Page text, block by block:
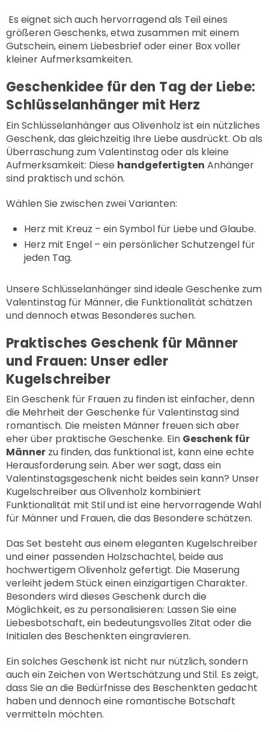
Es eignet sich auch hervorragend als Teil eines
größeren Geschenks, etwa zusammen mit einem
Gutschein, einem Liebesbrief oder einer Box voller
kleiner Aufmerksamkeiten.
Geschenkidee für den Tag der Liebe:
Schlüsselanhänger mit Herz
Ein Schlüsselanhänger aus Olivenholz ist ein nützliches
Geschenk, das gleichzeitig Ihre Liebe ausdrückt. Ob als
Überraschung zum Valentinstag oder als kleine
Aufmerksamkeit: Diese handgefertigten Anhänger
sind praktisch und schön.
Wählen Sie zwischen zwei Varianten:
Herz mit Kreuz – ein Symbol für Liebe und Glaube.
Herz mit Engel – ein persönlicher Schutzengel für
jeden Tag.
Unsere Schlüsselanhänger sind ideale Geschenke zum
Valentinstag für Männer, die Funktionalität schätzen
und dennoch etwas Besonderes suchen.
Praktisches Geschenk für Männer
und Frauen: Unser edler
Kugelschreiber
Ein Geschenk für Frauen zu finden ist einfacher, denn
die Mehrheit der Geschenke für Valentinstag sind
romantisch. Die meisten Männer freuen sich aber
eher über praktische Geschenke. Ein Geschenk für
Männer zu finden, das funktional ist, kann eine echte
Herausforderung sein. Aber wer sagt, dass ein
Valentinstagsgeschenk nicht beides sein kann? Unser
Kugelschreiber aus Olivenholz kombiniert
Funktionalität mit Stil und ist eine hervorragende Wahl
für Männer und Frauen, die das Besondere schätzen.
Das Set besteht aus einem eleganten Kugelschreiber
und einer passenden Holzschachtel, beide aus
hochwertigem Olivenholz gefertigt. Die Maserung
verleiht jedem Stück einen einzigartigen Charakter.
Besonders wird dieses Geschenk durch die
Möglichkeit, es zu personalisieren: Lassen Sie eine
Liebesbotschaft, ein bedeutungsvolles Zitat oder die
Initialen des Beschenkten eingravieren.
Ein solches Geschenk ist nicht nur nützlich, sondern
auch ein Zeichen von Wertschätzung und Stil. Es zeigt,
dass Sie an die Bedürfnisse des Beschenkten gedacht
haben und dennoch eine romantische Botschaft
vermitteln möchten.